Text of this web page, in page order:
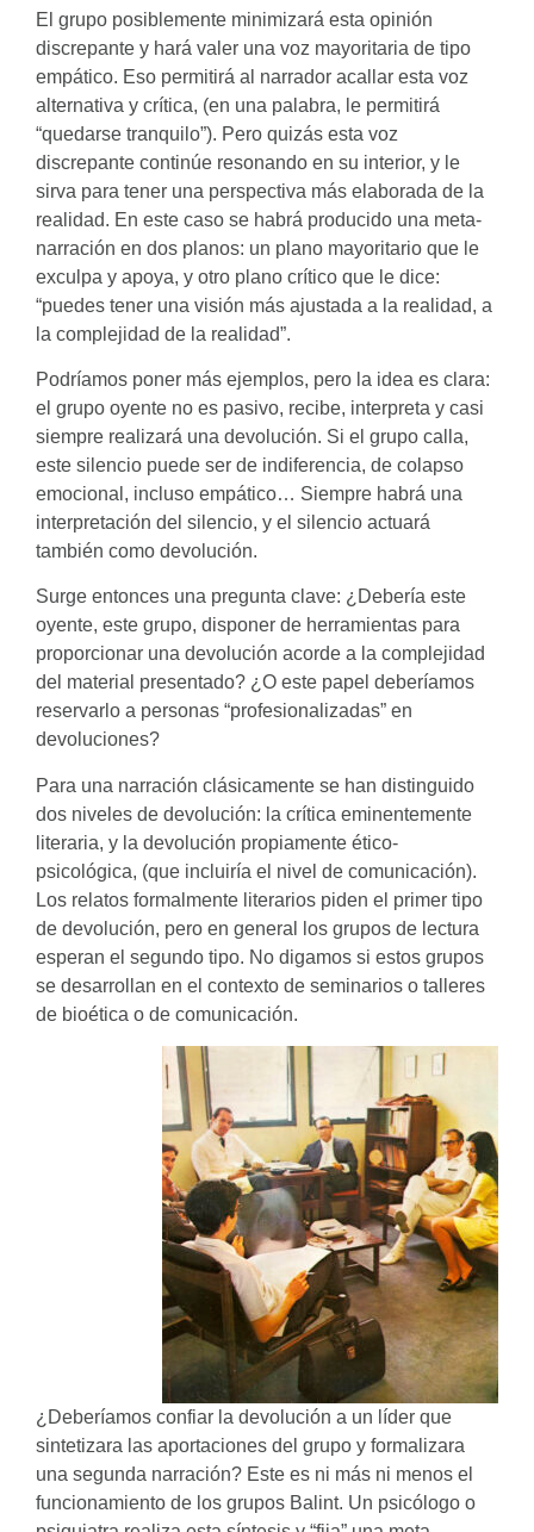
El grupo posiblemente minimizará esta opinión
discrepante y hará valer una voz mayoritaria de tipo
empático. Eso permitirá al narrador acallar esta voz
alternativa y crítica, (en una palabra, le permitirá
“quedarse tranquilo”). Pero quizás esta voz
discrepante continúe resonando en su interior, y le
sirva para tener una perspectiva más elaborada de la
realidad. En este caso se habrá producido una meta-
narración en dos planos: un plano mayoritario que le
exculpa y apoya, y otro plano crítico que le dice:
“puedes tener una visión más ajustada a la realidad, a
la complejidad de la realidad”.
Podríamos poner más ejemplos, pero la idea es clara:
el grupo oyente no es pasivo, recibe, interpreta y casi
siempre realizará una devolución. Si el grupo calla,
este silencio puede ser de indiferencia, de colapso
emocional, incluso empático… Siempre habrá una
interpretación del silencio, y el silencio actuará
también como devolución.
Surge entonces una pregunta clave: ¿Debería este
oyente, este grupo, disponer de herramientas para
proporcionar una devolución acorde a la complejidad
del material presentado? ¿O este papel deberíamos
reservarlo a personas “profesionalizadas” en
devoluciones?
Para una narración clásicamente se han distinguido
dos niveles de devolución: la crítica eminentemente
literaria, y la devolución propiamente ético-
psicológica, (que incluiría el nivel de comunicación).
Los relatos formalmente literarios piden el primer tipo
de devolución, pero en general los grupos de lectura
esperan el segundo tipo. No digamos si estos grupos
se desarrollan en el contexto de seminarios o talleres
de bioética o de comunicación.
¿Deberíamos confiar la devolución a un líder que
sintetizara las aportaciones del grupo y formalizara
una segunda narración? Este es ni más ni menos el
funcionamiento de los grupos Balint. Un psicólogo o